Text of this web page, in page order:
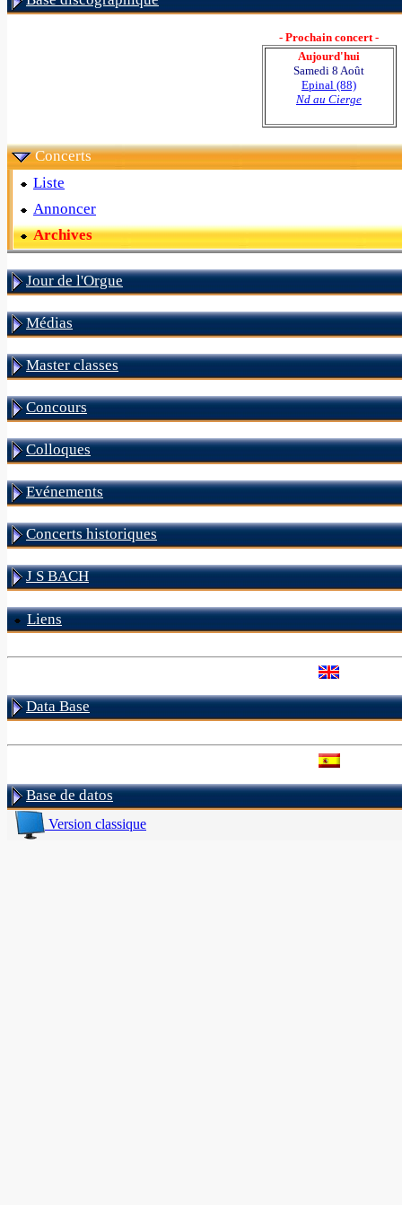
- Prochain concert -
Aujourd'hui
Samedi 8 Août
Epinal (88)
Nd au Cierge
Concerts
Liste
Annoncer
Archives
Jour de l'Orgue
Médias
Master classes
Concours
Colloques
Evénements
Concerts historiques
J S BACH
Liens
Data Base
Base de datos
Version classique